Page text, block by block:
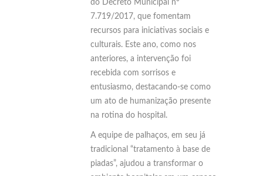
do Decreto Municipal nº
7.719/2017, que fomentam
recursos para iniciativas sociais e
culturais. Este ano, como nos
anteriores, a intervenção foi
recebida com sorrisos e
entusiasmo, destacando-se como
um ato de humanização presente
na rotina do hospital.
A equipe de palhaços, em seu já
tradicional “tratamento à base de
piadas”, ajudou a transformar o